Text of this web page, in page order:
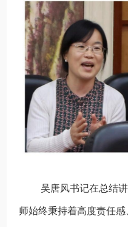
吴唐风书记在总结
师始终秉持着高度责任